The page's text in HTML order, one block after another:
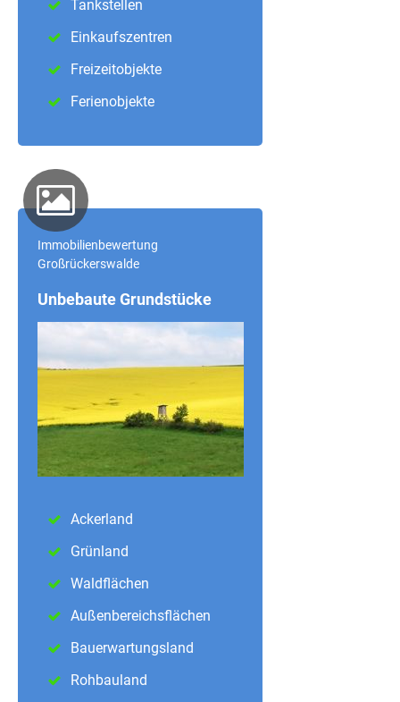
Tankstellen
Einkaufszentren
Freizeitobjekte
Ferienobjekte
Immobilienbewertung
Großrückerswalde
Unbebaute Grundstücke
Ackerland
Grünland
Waldflächen
Außenbereichsflächen
Bauerwartungsland
Rohbauland